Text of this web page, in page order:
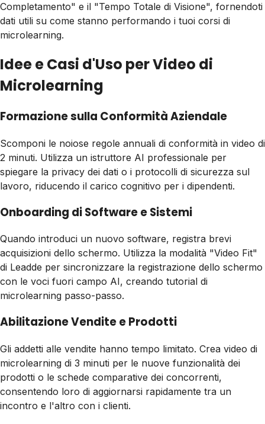
Completamento" e il "Tempo Totale di Visione", fornendoti
dati utili su come stanno performando i tuoi corsi di
microlearning.
Idee e Casi d'Uso per Video di
Microlearning
Formazione sulla Conformità Aziendale
Scomponi le noiose regole annuali di conformità in video di
2 minuti. Utilizza un istruttore AI professionale per
spiegare la privacy dei dati o i protocolli di sicurezza sul
lavoro, riducendo il carico cognitivo per i dipendenti.
Onboarding di Software e Sistemi
Quando introduci un nuovo software, registra brevi
acquisizioni dello schermo. Utilizza la modalità "Video Fit"
di Leadde per sincronizzare la registrazione dello schermo
con le voci fuori campo AI, creando tutorial di
microlearning passo-passo.
Abilitazione Vendite e Prodotti
Gli addetti alle vendite hanno tempo limitato. Crea video di
microlearning di 3 minuti per le nuove funzionalità dei
prodotti o le schede comparative dei concorrenti,
consentendo loro di aggiornarsi rapidamente tra un
incontro e l'altro con i clienti.